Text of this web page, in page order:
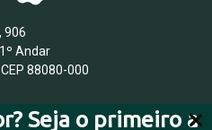
Seja o primeiro a
906
Andar
88080-000